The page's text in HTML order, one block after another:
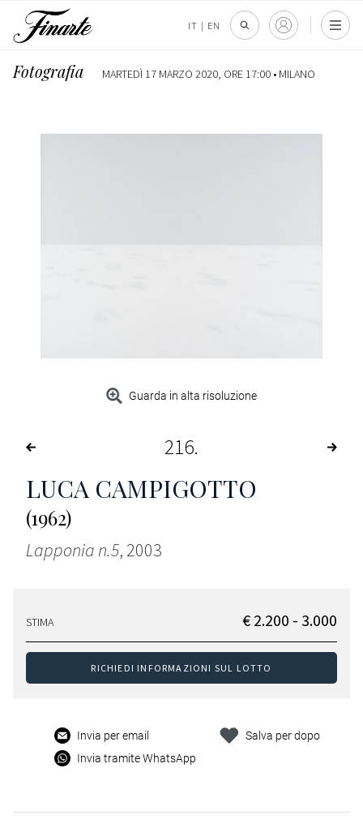
IT | EN
Fotografia MARTEDÌ 17 MARZO 2020, ORE 17:00 • MILANO
Guarda in alta risoluzione
216
LUCA CAMPIGOTTO
(1962)
Lapponia n.5, 2003
STIMA € 2.200 - 3.000
RICHIEDI INFORMAZIONI SUL LOTTO
Invia per email
Invia tramite WhatsApp
Salva per dopo